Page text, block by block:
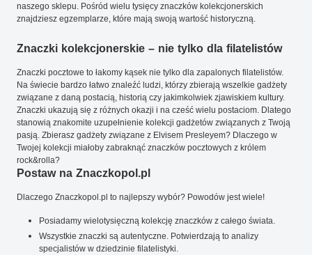
naszego sklepu. Pośród wielu tysięcy znaczków kolekcjonerskich
znajdziesz egzemplarze, które mają swoją wartość historyczną.
Znaczki kolekcjonerskie – nie tylko dla filatelistów
Znaczki pocztowe to łakomy kąsek nie tylko dla zapalonych filatelistów.
Na świecie bardzo łatwo znaleźć ludzi, którzy zbierają wszelkie gadżety
związane z daną postacią, historią czy jakimkolwiek zjawiskiem kultury.
Znaczki ukazują się z różnych okazji i na cześć wielu postaciom. Dlatego
stanowią znakomite uzupełnienie kolekcji gadżetów związanych z Twoją
pasją. Zbierasz gadżety związane z Elvisem Presleyem? Dlaczego w
Twojej kolekcji miałoby zabraknąć znaczków pocztowych z królem
rock&rolla?
Postaw na Znaczkopol.pl
Dlaczego Znaczkopol.pl to najlepszy wybór? Powodów jest wiele!
Posiadamy wielotysięczną kolekcję znaczków z całego świata.
Wszystkie znaczki są autentyczne. Potwierdzają to analizy
specjalistów w dziedzinie filatelistyki.